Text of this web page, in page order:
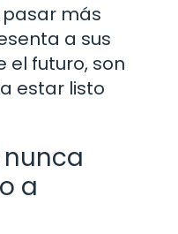
pasar más
a sus
el futuro, son
estar listo
nunca
a